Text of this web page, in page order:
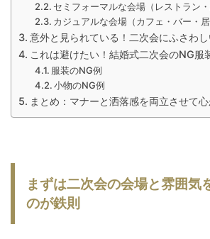
セミフォーマルな会場（レストラン・
カジュアルな会場（カフェ・バー・居
意外と見られている！二次会にふさわ
これは避けたい！結婚式二次会のNG服
服装のNG例
小物のNG例
まとめ：マナーと洒落感を両立させて
まずは二次会の会場と雰囲気
のが鉄則